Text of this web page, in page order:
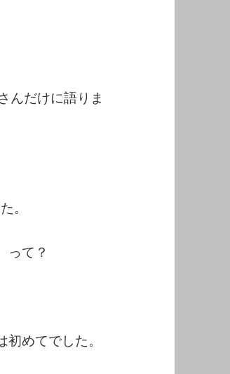
んだけに語りま
。
って？
めてでした。